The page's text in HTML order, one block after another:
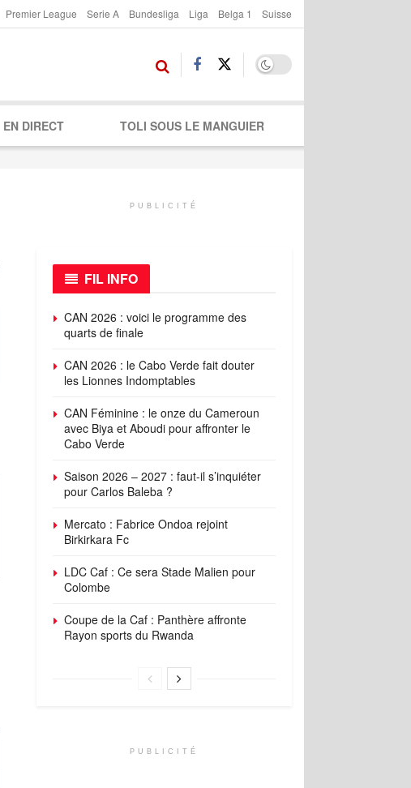
Premier League Serie A Bundesliga Liga Belga 1 Suisse
EN DIRECT TOLI SOUS LE MANGUIER
PUBLICITÉ
FIL INFO
CAN 2026 : voici le programme des
quarts de finale
CAN 2026 : le Cabo Verde fait douter
les Lionnes Indomptables
CAN Féminine : le onze du Cameroun
avec Biya et Aboudi pour affronter le
Cabo Verde
Saison 2026 – 2027 : faut-il s’inquiéter
pour Carlos Baleba ?
Mercato : Fabrice Ondoa rejoint
Birkirkara Fc
LDC Caf : Ce sera Stade Malien pour
Colombe
Coupe de la Caf : Panthère affronte
Rayon sports du Rwanda
PUBLICITÉ